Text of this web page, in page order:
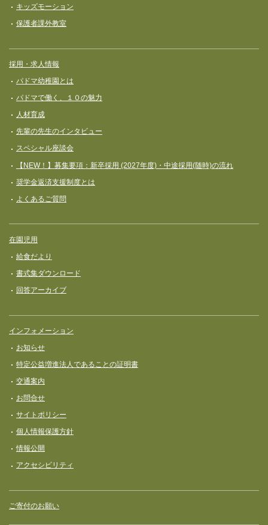
キッズモーション
保護者課外教室
採用・求人情報
パドマ幼稚園とは
パドマで働く、１０の魅力
人材育成
先輩の先生のインタビュー
スペシャル座談会
【NEW！】募集要項：新卒採用 (2027年度)・中途採用(随時)の流れ
奨学⾦返済⽀援制度とは
よくあるご質問
在園児用
給食だより
書式集ダウンロード
回答アーカイブ
インフォメーション
お知らせ
特定公益増進法人であることの証明書
交通案内
お問合せ
サイトポリシー
個人情報保護方針
情報公開
アクセシビリティ
ご寄付のお願い